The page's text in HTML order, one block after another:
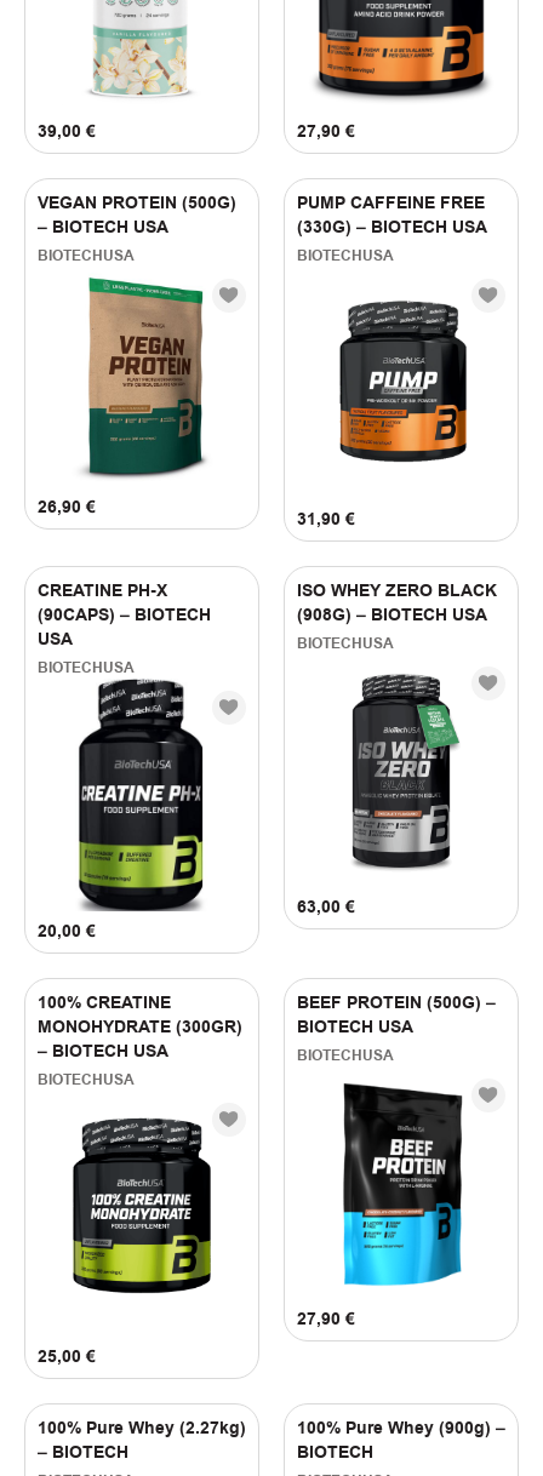
SALTY CARAMEL
STRAWBERRY (4
TROPICAL FRUIT
Unflavoured (1)
VANILLA
VANILLA COOKIES (1)
WATERMELON (1)
Βανίλια (2)
Καρύδα 1)
Μπανάνα
Μπισκότο (1)
(2
39,00 € 27,90 €
VEGAN PROTEIN (500G)
– BIOTECH USA
BIOTECHUSA
26,90 €
PUMP CAFFEINE FREE
(330G) – BIOTECH USA
BIOTECHUSA
31,90 €
CREATINE PH-X
(90CAPS) – BIOTECH
USA
BIOTECHUSA
20,00 €
ISO WHEY ZERO BLACK
(908G) – BIOTECH USA
BIOTECHUSA
63,00 €
100% CREATINE
MONOHYDRATE (300GR)
– BIOTECH USA
BIOTECHUSA
25,00 €
BEEF PROTEIN (500G) –
BIOTECH USA
BIOTECHUSA
27,90 €
100% Pure Whey (2.27kg)
– BIOTECH
100% Pure Whey (900g) –
BIOTECH